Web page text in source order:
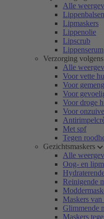
Alle
Lipmaskers
Lippenolie
Lipscrub
Lippenserum
Verzorging
Alle
Voor vette
Voor
Voor
Voor droge
Voor
Met spf
Tegen
Gezichtsmaskers
Alle
Oog- en
Reinigende
Maskers van
Glimmende
Maskers